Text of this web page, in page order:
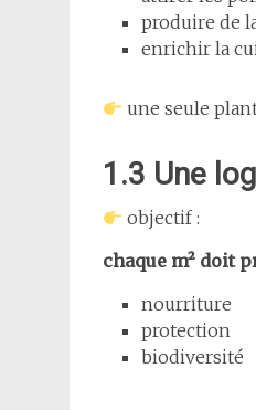
produire de
enrichir la
une seule
1.3 Une
objectif :
chaque m² doit
nourriture
protection
biodiversité